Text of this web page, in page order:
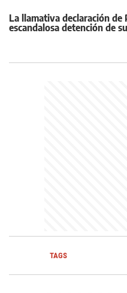
La llamativa declaración
escandalosa detención de
TAGS